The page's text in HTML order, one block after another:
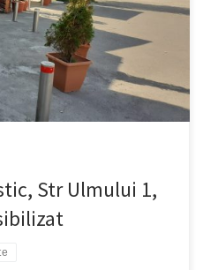
este accesibilă terasa.
Str Ulmului 1,